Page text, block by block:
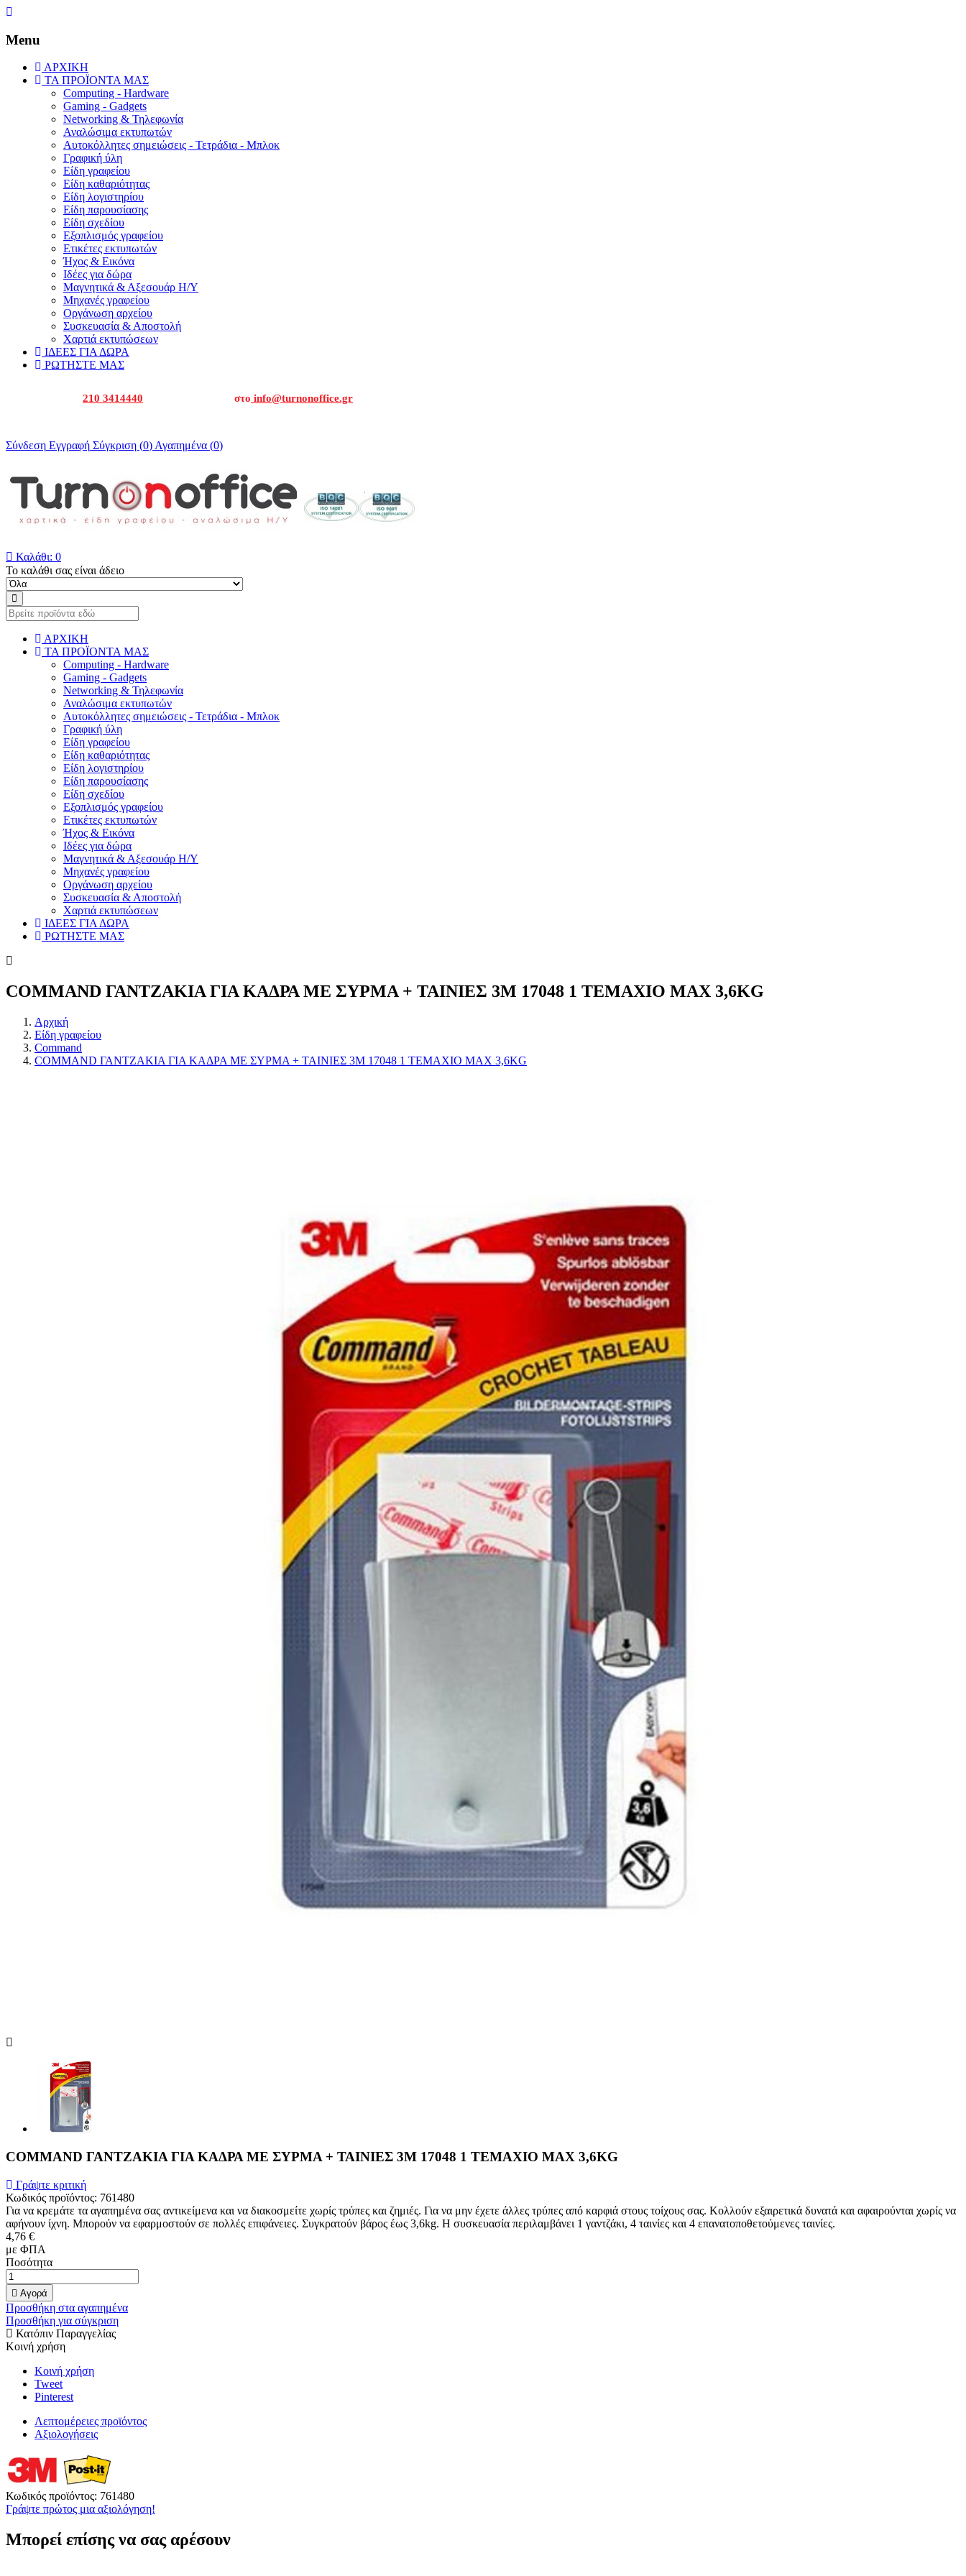
Menu
ΑΡΧΙΚΗ
ΤΑ ΠΡΟΪΟΝΤΑ ΜΑΣ
Computing - Hardware
Gaming - Gadgets
Networking & Τηλεφωνία
Αναλώσιμα εκτυπωτών
Aυτοκόλλητες σημειώσεις - Τετράδια - Μπλοκ
Γραφική ύλη
Είδη γραφείου
Είδη καθαριότητας
Είδη λογιστηρίου
Είδη παρουσίασης
Είδη σχεδίου
Εξοπλισμός γραφείου
Ετικέτες εκτυπωτών
Ήχος & Εικόνα
Ιδέες για δώρα
Μαγνητικά & Αξεσουάρ Η/Υ
Μηχανές γραφείου
Οργάνωση αρχείου
Συσκευασία & Αποστολή
Χαρτιά εκτυπώσεων
ΙΔΕΕΣ ΓΙΑ ΔΩΡΑ
ΡΩΤΗΣΤΕ ΜΑΣ
210 3414440 στο info@turnonoffice.gr
Σύνδεση Εγγραφή Σύγκριση (0)Αγαπημένα (0)
 Καλάθι: 0
Το καλάθι σας είναι άδειο
ΑΡΧΙΚΗ
ΤΑ ΠΡΟΪΟΝΤΑ ΜΑΣ
Computing - Hardware
Gaming - Gadgets
Networking & Τηλεφωνία
Αναλώσιμα εκτυπωτών
Aυτοκόλλητες σημειώσεις - Τετράδια - Μπλοκ
Γραφική ύλη
Είδη γραφείου
Είδη καθαριότητας
Είδη λογιστηρίου
Είδη παρουσίασης
Είδη σχεδίου
Εξοπλισμός γραφείου
Ετικέτες εκτυπωτών
Ήχος & Εικόνα
Ιδέες για δώρα
Μαγνητικά & Αξεσουάρ Η/Υ
Μηχανές γραφείου
Οργάνωση αρχείου
Συσκευασία & Αποστολή
Χαρτιά εκτυπώσεων
ΙΔΕΕΣ ΓΙΑ ΔΩΡΑ
ΡΩΤΗΣΤΕ ΜΑΣ
COMMAND ΓΑΝΤΖΑΚΙΑ ΓΙΑ ΚΑΔΡΑ ΜΕ ΣΥΡΜΑ + ΤΑΙΝΙΕΣ 3Μ 17048 1 ΤΕΜΑΧΙΟ MAX 3,6KG
Αρχική
Είδη γραφείου
Command
COMMAND ΓΑΝΤΖΑΚΙΑ ΓΙΑ ΚΑΔΡΑ ΜΕ ΣΥΡΜΑ + ΤΑΙΝΙΕΣ 3Μ 17048 1 ΤΕΜΑΧΙΟ MAX 3,6KG
COMMAND ΓΑΝΤΖΑΚΙΑ ΓΙΑ ΚΑΔΡΑ ΜΕ ΣΥΡΜΑ + ΤΑΙΝΙΕΣ 3Μ 17048 1 ΤΕΜΑΧΙΟ MAX 3,6KG
Γράψτε κριτική
Κωδικός προϊόντος: 761480
Για να κρεμάτε τα αγαπημένα σας αντικείμενα και να διακοσμείτε χωρίς τρύπες και ζημιές. Για να μην έχετε άλλες τρύπες από καρφιά στους τοίχους σας. Κολλούν εξαιρετικά δυνατά και αφαιρούνται χωρίς να
αφήνουν ίχνη. Μπορούν να εφαρμοστούν σε πολλές επιφάνειες. Συγκρατούν βάρος έως 3,6kg. Η συσκευασία περιλαμβάνει 1 γαντζάκι, 4 ταινίες και 4 επανατοποθετούμενες ταινίες.
4,76 €
με ΦΠΑ
Ποσότητα
 Αγορά
Προσθήκη στα αγαπημένα
Προσθήκη για σύγκριση
Κατόπιν Παραγγελίας
Κοινή χρήση
Κοινή χρήση
Tweet
Pinterest
Λεπτομέρειες προϊόντος
Αξιολογήσεις
Κωδικός προϊόντος: 761480
Γράψτε πρώτος μια αξιολόγηση!
Μπορεί επίσης να σας αρέσουν